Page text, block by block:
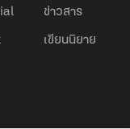
ข่าวสาร
เขียนนิยาย